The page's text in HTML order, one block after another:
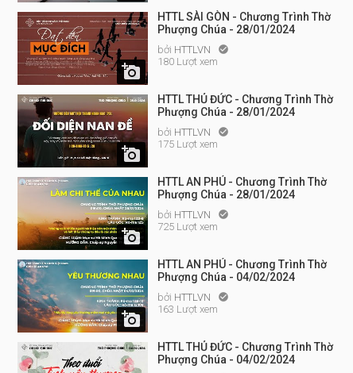

HTTL SÀI GÒN - Chương Trình Thờ
Phượng Chúa - 28/01/2024
bởi HTTLVN 
180 Lượt xem

HTTL THỦ ĐỨC - Chương Trình Thờ
Phượng Chúa - 28/01/2024
bởi HTTLVN 
175 Lượt xem

HTTL AN PHÚ - Chương Trình Thờ
Phượng Chúa - 28/01/2024
bởi HTTLVN 
725 Lượt xem

HTTL AN PHÚ - Chương Trình Thờ
Phượng Chúa - 04/02/2024
bởi HTTLVN 
163 Lượt xem
HTTL THỦ ĐỨC - Chương Trình Thờ
Phượng Chúa - 04/02/2024